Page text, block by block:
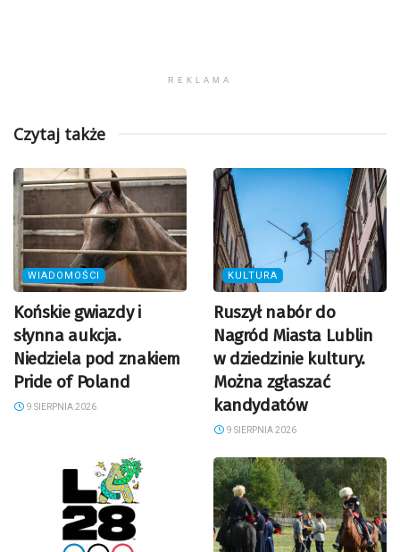
REKLAMA
Czytaj także
WIADOMOŚCI
Końskie gwiazdy i
słynna aukcja.
Niedziela pod znakiem
Pride of Poland
9 SIERPNIA 2026
KULTURA
Ruszył nabór do
Nagród Miasta Lublin
w dziedzinie kultury.
Można zgłaszać
kandydatów
9 SIERPNIA 2026